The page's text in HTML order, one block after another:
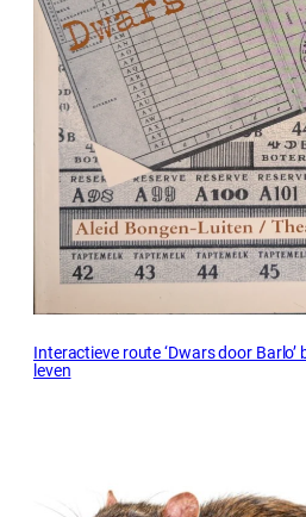
Interactieve route ‘Dwars door
leven